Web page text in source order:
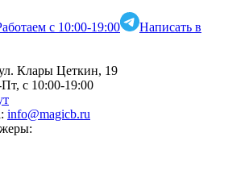
с 10:00-19:00
Написать в
Клары Цеткин, 19
с 10:00-19:00
info@magicb.ru